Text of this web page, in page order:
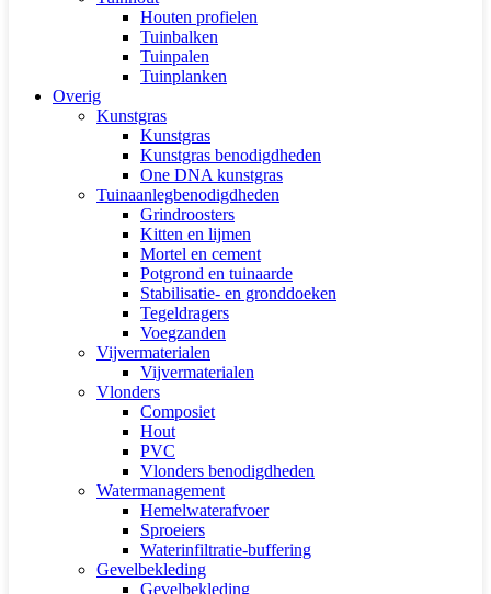
Houten profielen
Tuinbalken
Tuinpalen
Tuinplanken
Overig
Kunstgras
Kunstgras
Kunstgras benodigdheden
One DNA kunstgras
Tuinaanlegbenodigdheden
Grindroosters
Kitten en lijmen
Mortel en cement
Potgrond en tuinaarde
Stabilisatie- en gronddoeken
Tegeldragers
Voegzanden
Vijvermaterialen
Vijvermaterialen
Vlonders
Composiet
Hout
PVC
Vlonders benodigdheden
Watermanagement
Hemelwaterafvoer
Sproeiers
Waterinfiltratie-buffering
Gevelbekleding
Gevelbekleding